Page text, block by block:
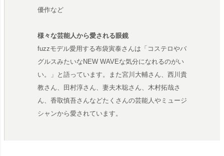
優作など
様々な芸能人から愛される眼鏡
fuzzモデル愛用する布袋寅泰さんは「コステロやバ
グルスみたいなNEW WAVEな気分になれるのがい
い。」と語っています。また宮川大輔さん、西川貴
教さん、田村淳さん、妻夫木聡さん、木村拓哉さ
ん、香取慎吾さんなどたくさんの芸能人やミュージ
シャンから愛されています。